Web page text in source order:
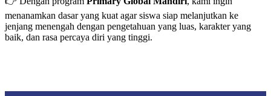
menanamkan dasar yang kuat agar siswa siap melanjutkan ke
jenjang menengah dengan pengetahuan yang luas, karakter yang
baik, dan rasa percaya diri yang tinggi.